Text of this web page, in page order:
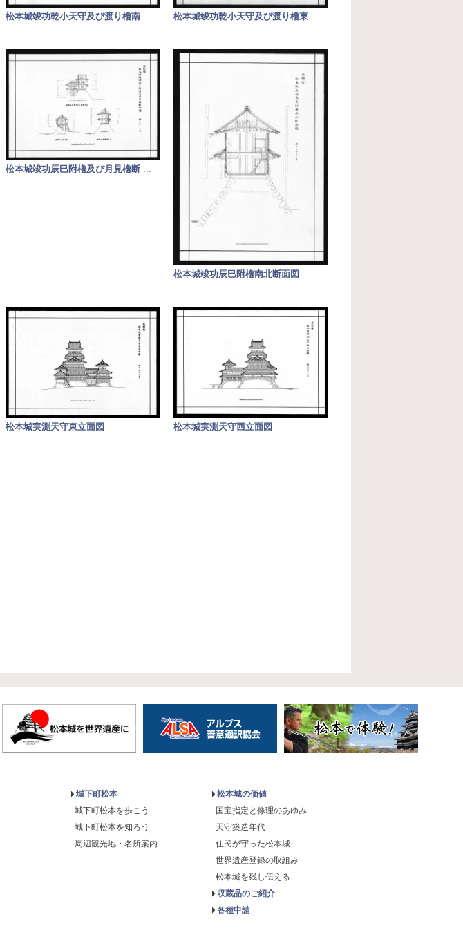
松本城竣功乾小天守及び渡り櫓南... 松本城竣功乾小天守及び渡り櫓東...
松本城竣功辰巳附櫓及び月見櫓断...
松本城竣功辰巳附櫓南北断面図
松本城実測天守東立面図 松本城実測天守西立面図
城下町松本
城下町松本を歩こう
城下町松本を知ろう
周辺観光地・名所案内
松本城の価値
国宝指定と修理のあゆみ
天守築造年代
住民が守った松本城
世界遺産登録の取組み
松本城を残し伝える
収蔵品のご紹介
各種申請